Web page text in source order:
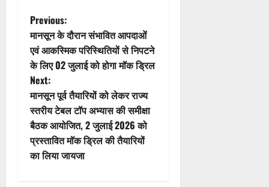
t
i
o
n
P
o
s
t
n
a
Previous:
मानसून के दौरान संभावित आपदाओं
एवं आकस्मिक परिस्थितियों से निपटने
के लिए 02 जुलाई को होगा मॉक ड्रिल
Next:
मानसून पूर्व तैयारियों को लेकर राज्य
स्तरीय टेबल टॉप अभ्यास की समीक्षा
बैठक आयोजित, 2 जुलाई 2026 को
प्रस्तावित मॉक ड्रिल की तैयारियों
का लिया जायजा